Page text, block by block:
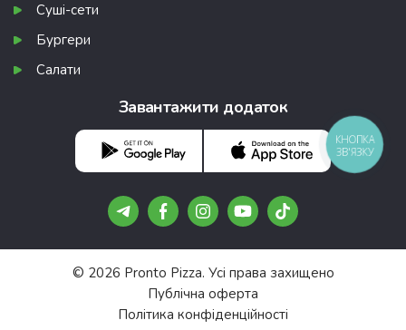
Суші-сети
Бургери
Салати
Завантажити додаток
© 2026 Pronto Pizza. Усі права захищено
Публічна оферта
Політика конфіденційності
КНОПКА
ЗВ'ЯЗКУ